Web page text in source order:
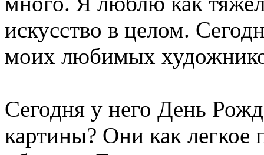
искусство в целом.
моих любимых
Сегодня у него День
картины? Они как легкое